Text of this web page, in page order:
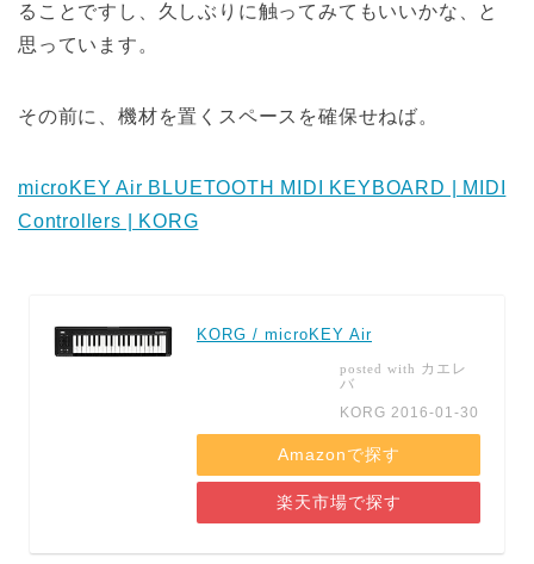
ることですし、久しぶりに触ってみてもいいかな、と
思っています。
その前に、機材を置くスペースを確保せねば。
microKEY Air BLUETOOTH MIDI KEYBOARD | MIDI
Controllers | KORG
KORG / microKEY Air
posted with カエレ
バ
KORG 2016-01-30
Amazonで探す
楽天市場で探す